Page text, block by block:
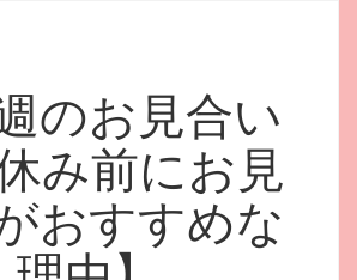
のお見合い
み前にお見
おすすめな